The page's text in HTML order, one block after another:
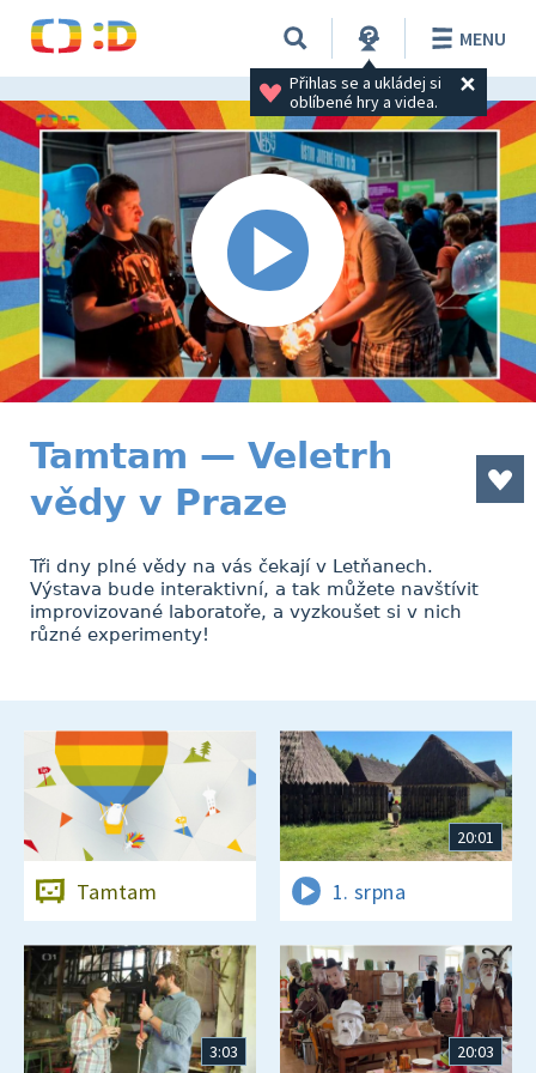
Přihlas se a ukládej si
oblíbené hry a videa.
MENU
Tamtam — Veletrh
vědy v Praze
Tři dny plné vědy na vás čekají v Letňanech.
Výstava bude interaktivní, a tak můžete navštívit
improvizované laboratoře, a vyzkoušet si v nich
různé experimenty!
Tamtam
20:01
1. srpna
3:03 20:03